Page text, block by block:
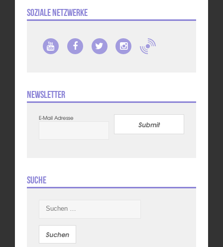
Soziale Netzwerke
Newsletter
E-Mail Adresse
Submit
Suche
nach: